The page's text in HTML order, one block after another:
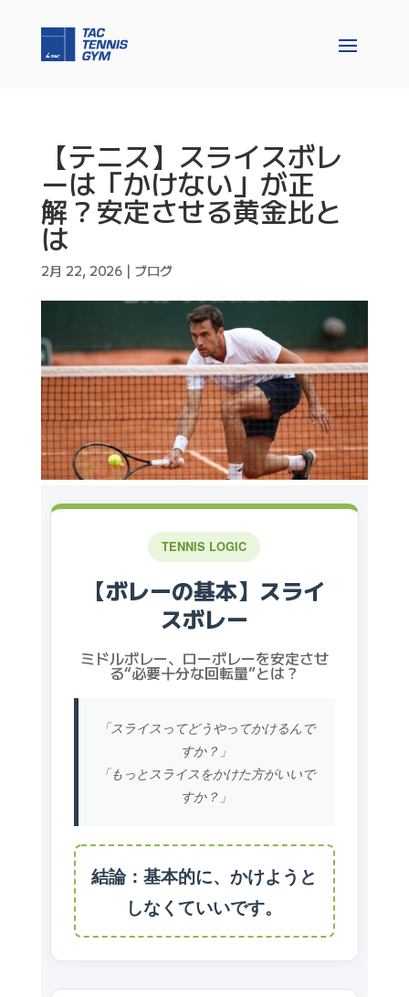
【テニス】スライスボレ
ーは「かけない」が正
解？安定させる黄金比と
は
2月 22, 2026| ブログ
TENNIS LOGIC
【ボレーの基本】スライ
スボレー
ミドルボレー、ローボレーを安定させ
る“必要十分な回転量”とは？
「スライスってどうやってかけるんで
すか？」
「もっとスライスをかけた方がいいで
すか？」
結論：基本的に、かけようと
しなくていいです。